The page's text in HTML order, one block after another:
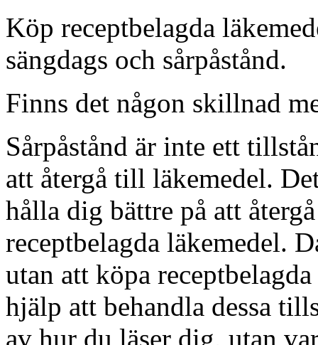
Köp receptbelagda
sängdags och sårpåstånd.
Finns det någon skillnad
Sårpåstånd är inte ett
att återgå till läkemedel.
hålla dig bättre på att
receptbelagda läkemedel.
utan att köpa
hjälp att behandla dessa
av hur du läser dig, utan